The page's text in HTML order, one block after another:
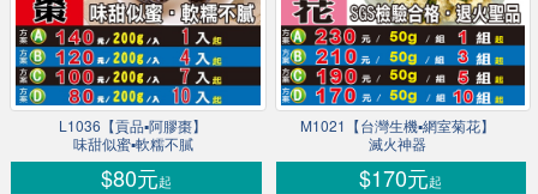
L1036【貢品▪阿膠棗】
味甜似蜜▪軟糯不膩
$80元起
M1021【台灣生機▪網室菊花】
滅火神器
$170元起